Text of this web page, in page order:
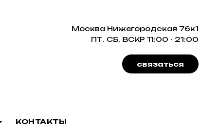
Москва Нижегородская 76к1
ПТ. СБ, ВСКР 11:00 - 21:00
связаться
КОНТАКТЫ